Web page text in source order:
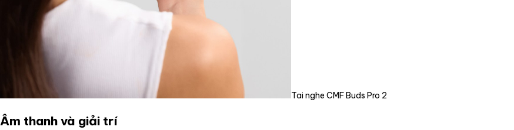
Tai nghe CMF Buds Pro 2
Âm thanh và giải trí